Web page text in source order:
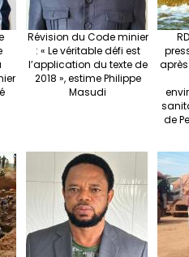
Révision du Code minier
: « Le véritable défi est
l’application du texte de
2018 », estime Philippe
Masudi
de